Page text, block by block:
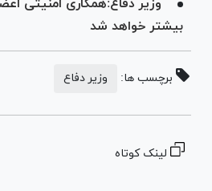
وزیر دفاع:همکاری امنیتی
بیشتر خواهد شد
برچسب ها: وزیر دفاع
لینک کوتاه